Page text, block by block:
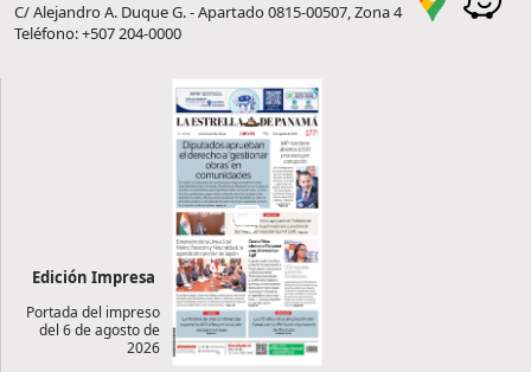
C/ Alejandro A. Duque G. - Apartado 0815-00507, Zona 4
Teléfono: +507 204-0000
Edición Impresa
Portada del impreso
del 6 de agosto de
2026